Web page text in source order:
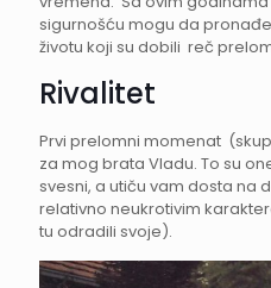
sigurnošću mogu da
životu koji su dobili reč
Rivalitet
Prvi prelomni momenat
za mog brata Vladu. To su
svesni, a utiču vam dosta na
relativno neukrotivim
tu odradili svoje).